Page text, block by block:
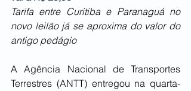
Tarifa entre Curitiba e Paranaguá no
novo leilão já se aproxima do valor do
antigo pedágio
A Agência Nacional de Transportes
Terrestres (ANTT) entregou na quarta-